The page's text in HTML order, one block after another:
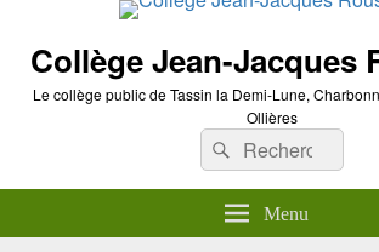
Collège Jean-Jacques
Le collège public de Tassin la Demi-Lune,
Ollières
Recherche :
Rechercher
Menu